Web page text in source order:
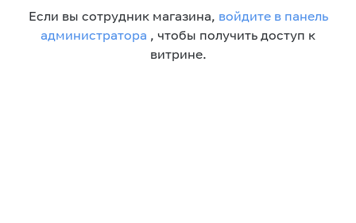
Если вы сотрудник магазина, войдите в панель
администратора , чтобы получить доступ к
витрине.